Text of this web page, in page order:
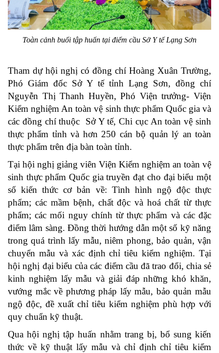
Toàn cảnh buổi tập huấn tại điểm cầu Sở Y tế Lạng Sơn
Tham dự hội nghị có đồng chí Hoàng Xuân Trường,
Phó Giám đốc Sở Y tế tỉnh Lạng Sơn, đồng chí
Nguyễn Thị Thanh Huyền, Phó Viện trưởng- Viện
Kiểm nghiệm An toàn vệ sinh thực phẩm Quốc gia và
các đồng chí thuộc Sở Y tế, Chi cục An toàn vệ sinh
thực phẩm tỉnh và hơn 250 cán bộ quản lý an toàn
thực phẩm trên địa bàn toàn tỉnh.
Tại hội nghị giảng viên Viện Kiểm nghiệm an toàn vệ
sinh thực phẩm Quốc gia truyền đạt cho đại biểu một
số kiến thức cơ bản về: Tình hình ngộ độc thực
phẩm; các mầm bệnh, chất độc và hoá chất từ thực
phẩm; các mối nguy chính từ thực phẩm và các đặc
điểm lâm sàng. Đồng thời hướng dẫn một số kỹ năng
trong quá trình lấy mẫu, niêm phong, bảo quản, vận
chuyển mẫu và xác định chỉ tiêu kiểm nghiệm. Tại
hội nghị đại biểu của các điểm cầu đã trao đổi, chia sẻ
kinh nghiệm lấy mẫu và giải đáp những khó khăn,
vướng mắc về phương pháp lấy mẫu, bảo quản mẫu
ngộ độc, đề xuất chỉ tiêu kiểm nghiệm phù hợp với
quy chuẩn kỹ thuật.
Qua hội nghị tập huấn nhằm trang bị, bổ sung kiến
thức về kỹ thuật lấy mẫu và chỉ định chỉ tiêu kiểm